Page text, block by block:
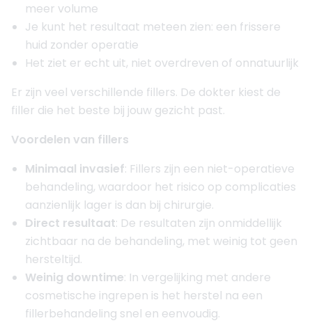
meer volume
Je kunt het resultaat meteen zien: een frissere
huid zonder operatie
Het ziet er echt uit, niet overdreven of onnatuurlijk
Er zijn veel verschillende fillers. De dokter kiest de
filler die het beste bij jouw gezicht past.
Voordelen van fillers
Minimaal invasief: Fillers zijn een niet-operatieve
behandeling, waardoor het risico op complicaties
aanzienlijk lager is dan bij chirurgie.
Direct resultaat: De resultaten zijn onmiddellijk
zichtbaar na de behandeling, met weinig tot geen
hersteltijd.
Weinig downtime: In vergelijking met andere
cosmetische ingrepen is het herstel na een
fillerbehandeling snel en eenvoudig.